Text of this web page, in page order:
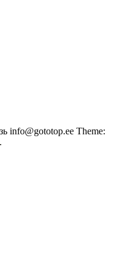
info@gototop.ee Theme:
.